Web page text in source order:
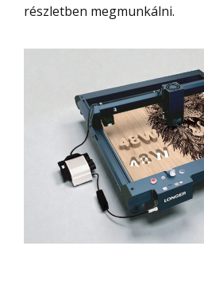
részletben megmunkálni.